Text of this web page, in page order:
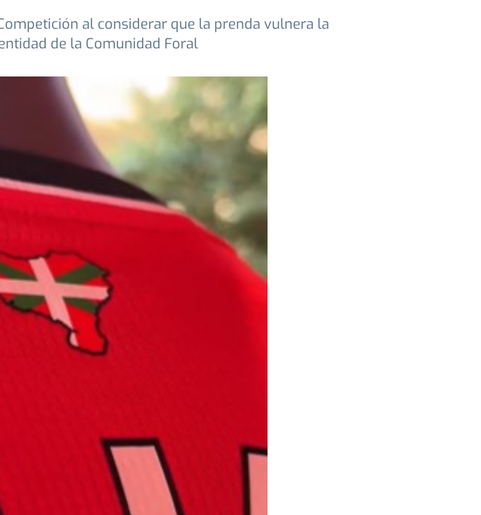
al considerar que la prenda vulnera la
de la Comunidad Foral